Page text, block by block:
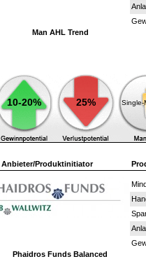
Man AHL Trend
10-20% 25% Single-
Anbieter/Produktinitiator
Phaidros Funds Balanced